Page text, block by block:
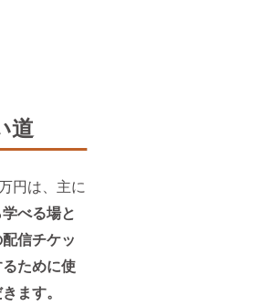
道
円は、主に
べる場と
信チケッ
ために使
ます。